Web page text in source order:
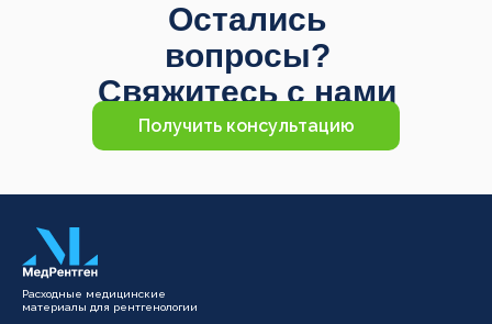
Остались
вопросы?
Свяжитесь с нами
Получить консультацию
Расходные медицинские
материалы для рентгенологии